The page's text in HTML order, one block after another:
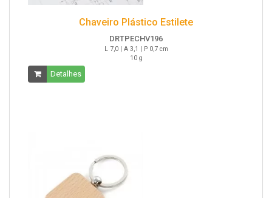
Chaveiro Plástico Estilete
DRTPECHV196
L 7,0 | A 3,1 | P 0,7 cm
10 g
Detalhes